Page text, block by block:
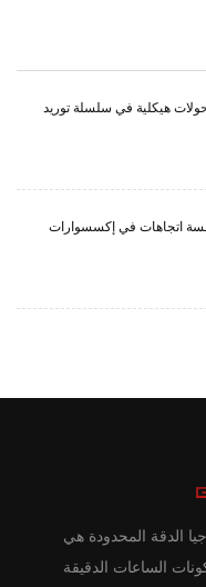
هيكلية في سلسلة توريد
في معرض ووتشز آند وندرز 2026: خمسة اتجاهات في إكسسوارات
الدقة المحدودة هي
الساعات الدقيقة